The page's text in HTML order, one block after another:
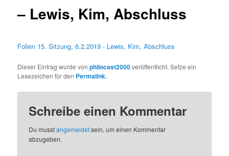
– Lewis, Kim, Abschluss
Folien 15. Sitzung, 6.2.2019 - Lewis, Kim, Abschluss
Dieser Eintrag wurde vonphilocast2000veröffentlicht. Setze ein
Lesezeichen für den Permalink.
Schreibe einen Kommentar
Du musstangemeldetsein, um einen Kommentar
abzugeben.